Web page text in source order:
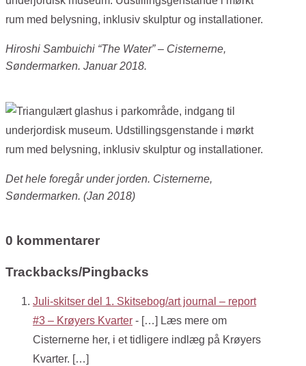
Hiroshi Sambuichi “The Water” – Cisternerne,
Søndermarken. Januar 2018.
Det hele foregår under jorden. Cisternerne,
Søndermarken. (Jan 2018)
0 kommentarer
Trackbacks/Pingbacks
Juli-skitser del 1. Skitsebog/art journal – report
#3 – Krøyers Kvarter - […] Læs mere om
Cisternerne her, i et tidligere indlæg på Krøyers
Kvarter. […]